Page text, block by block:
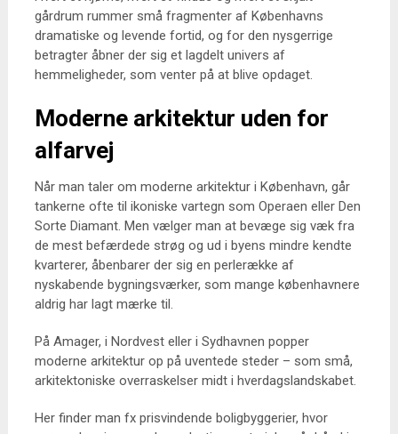
gårdrum rummer små fragmenter af Københavns
dramatiske og levende fortid, og for den nysgerrige
betragter åbner der sig et lagdelt univers af
hemmeligheder, som venter på at blive opdaget.
Moderne arkitektur uden for
alfarvej
Når man taler om moderne arkitektur i København, går
tankerne ofte til ikoniske vartegn som Operaen eller Den
Sorte Diamant. Men vælger man at bevæge sig væk fra
de mest befærdede strøg og ud i byens mindre kendte
kvarterer, åbenbarer der sig en perlerække af
nyskabende bygningsværker, som mange københavnere
aldrig har lagt mærke til.
På Amager, i Nordvest eller i Sydhavnen popper
moderne arkitektur op på uventede steder – som små,
arkitektoniske overraskelser midt i hverdagslandskabet.
Her finder man fx prisvindende boligbyggerier, hvor